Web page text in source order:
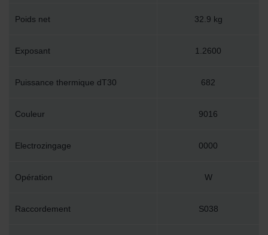
Poids net 32.9 kg
Exposant 1.2600
Puissance thermique dT30 682
Couleur 9016
Electrozingage 0000
Opération W
Raccordement S038